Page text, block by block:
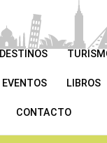
DESTINOS
EVENTOS LIBROS
CONTACTO